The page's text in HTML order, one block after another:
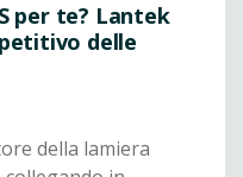
per te? Lantek
delle
della lamiera